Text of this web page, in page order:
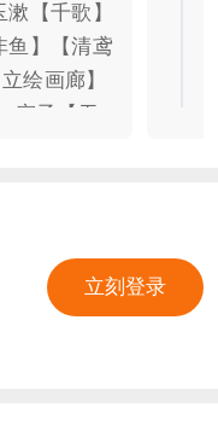
【千歌】
鱼】【清鸢
绘画廊】
帘子【无
介： 花
：小
每天都快快
不准笑听
还不足以
立刻登录